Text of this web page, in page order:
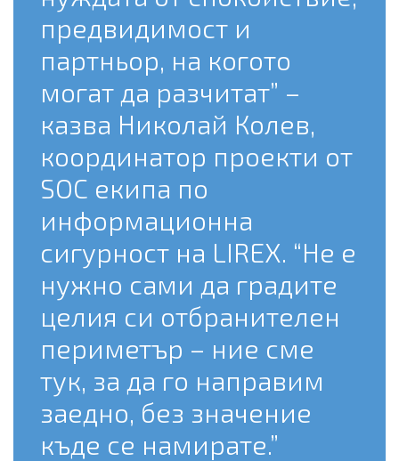
предвидимост и
партньор, на когото
могат да разчитат” –
казва Николай Колев,
координатор проекти от
SOC екипа по
информационна
сигурност на LIREX. “Не е
нужно сами да градите
целия си отбранителен
периметър – ние сме
тук, за да го направим
заедно, без значение
къде се намирате.”